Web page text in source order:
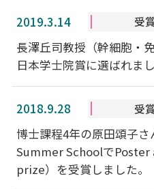
2019.3.14 受
長澤丘司教授（幹細胞・
日本学士院賞に選ばれまし
2018.9.28 受
博士課程4年の原田頌子さ
Summer Schoolで
prize）を受賞しました。